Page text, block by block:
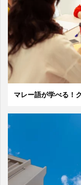
マレー語が学べる！